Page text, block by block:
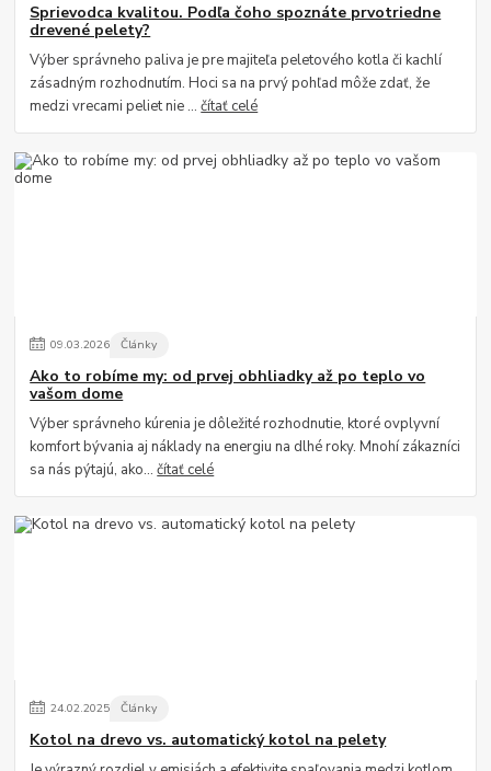
Sprievodca kvalitou. Podľa čoho spoznáte prvotriedne
drevené pelety?
Výber správneho paliva je pre majiteľa peletového kotla či kachlí
zásadným rozhodnutím. Hoci sa na prvý pohľad môže zdať, že
medzi vrecami peliet nie ...čítať celé
09.03.2026 Články
Ako to robíme my: od prvej obhliadky až po teplo vo
vašom dome
Výber správneho kúrenia je dôležité rozhodnutie, ktoré ovplyvní
komfort bývania aj náklady na energiu na dlhé roky. Mnohí zákazníci
sa nás pýtajú, ako...čítať celé
24.02.2025 Články
Kotol na drevo vs. automatický kotol na pelety